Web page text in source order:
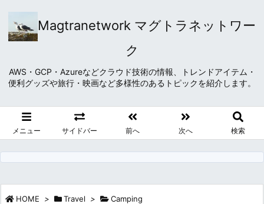
Magtranetwork マグトラネットワー
ク
AWS・GCP・Azureなどクラウド技術の情報、トレンドアイテム・
便利グッズや旅行・映画など多様性のあるトピックを紹介します。
メニュー サイドバー 前へ 次へ 検索
HOME > Travel > Camping